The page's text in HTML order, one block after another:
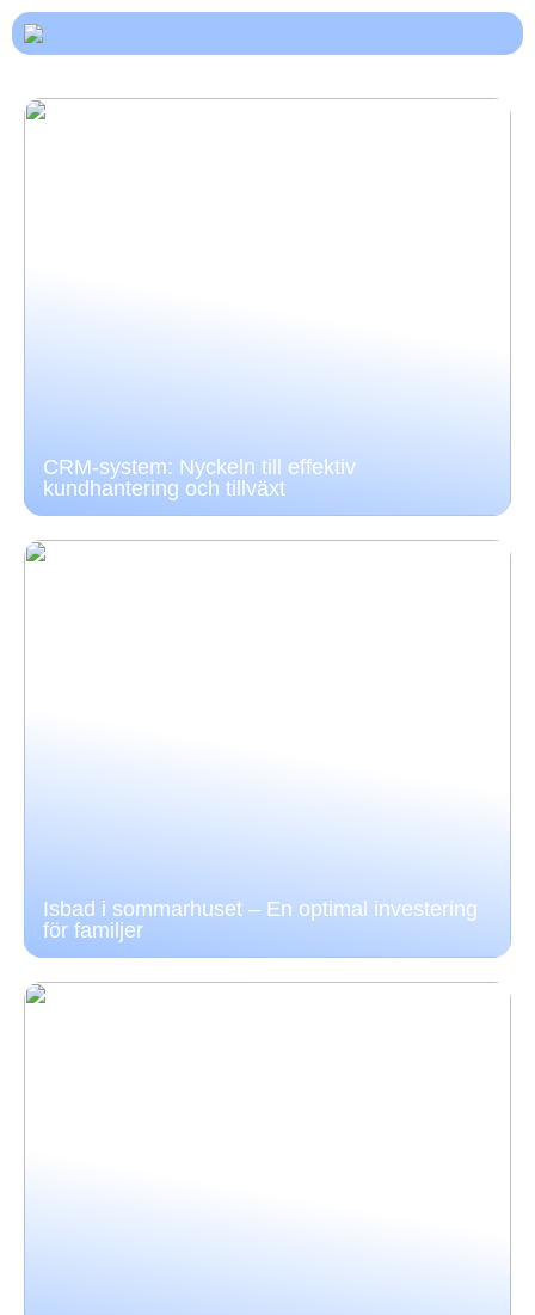
CRM-system: Nyckeln till effektiv
kundhantering och tillväxt
Isbad i sommarhuset – En optimal investering
för familjer